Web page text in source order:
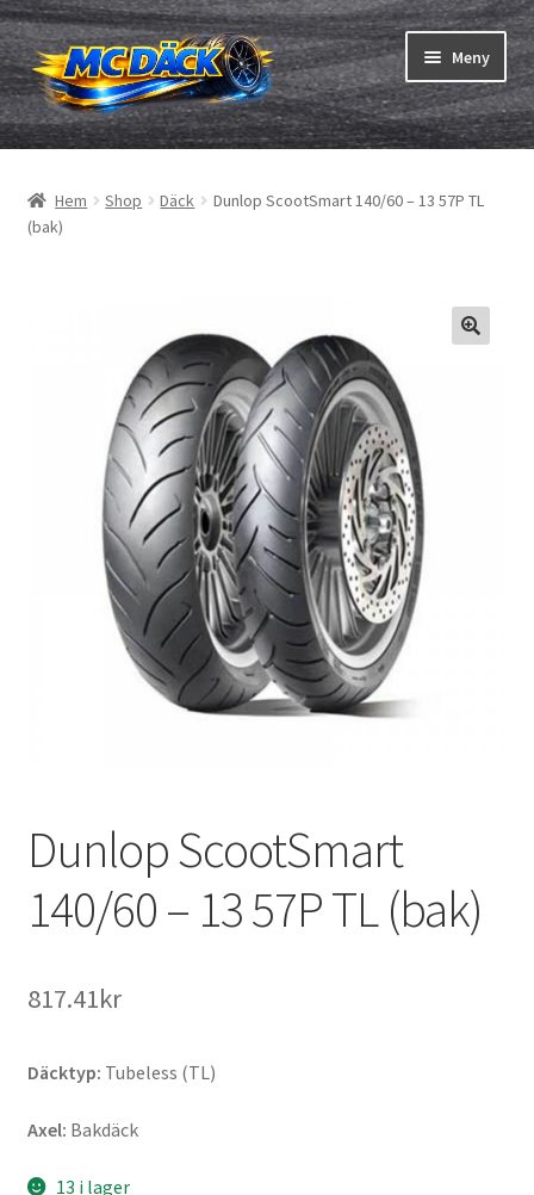
Hoppa
till
navigering
Hoppa
till
innehåll
Meny
Däck
Slangar & fälgband
Hem Shop Däck
Dunlop ScootSmart 140/60 – 13 57P TL
(bak)
Dunlop ScootSmart
140/60 – 13 57P TL (bak)
817.41kr
Däcktyp: Tubeless (TL)
Axel: Bakdäck
13 i lager